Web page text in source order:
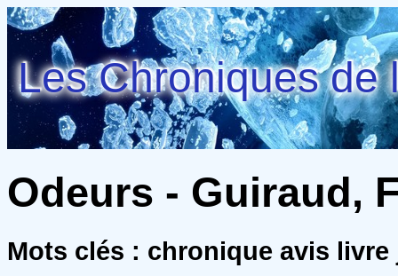
Les Chroniques de
Odeurs - Guiraud,
Mots clés : chronique avis